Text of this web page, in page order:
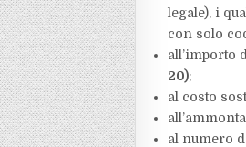
legale), i
con solo
all’importo
20);
al costo
al numero